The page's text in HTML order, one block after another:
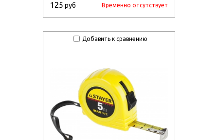
125 руб Временно отсутствует
Добавить к сравнению